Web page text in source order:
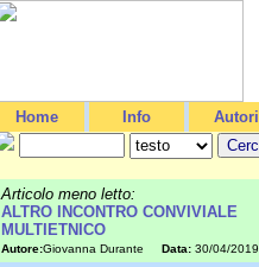
Home Info Autori
Articolo meno letto:
ALTRO INCONTRO CONVIVIALE
MULTIETNICO
Autore:Giovanna Durante Data: 30/04/2019